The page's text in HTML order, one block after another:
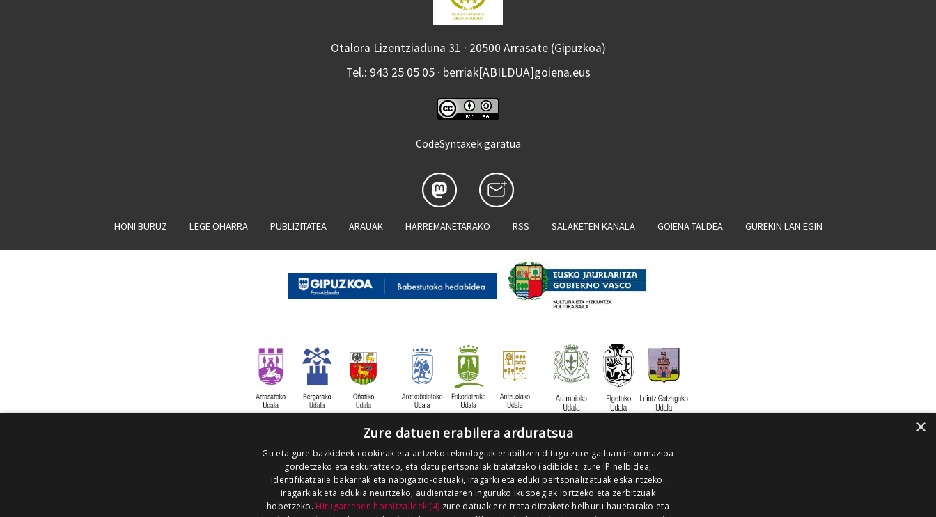
Otalora Lizentziaduna 31 · 20500 Arrasate (Gipuzkoa)
Tel.: 943 25 05 05 · berriak[ABILDUA]goiena.eus
CodeSyntaxek garatua
HONI BURUZ LEGE OHARRA PUBLIZITATEA ARAUAK HARREMANETARAKO RSS SALAKETEN KANALA GOIENA TALDEA GUREKIN LAN EGIN
×
Zure datuen erabilera arduratsua
Gu eta gure bazkideek cookieak eta antzeko teknologiak erabiltzen ditugu zure gailuan informazioa
gordetzeko eta eskuratzeko, eta datu pertsonalak tratatzeko (adibidez, zure IP helbidea,
identifikatzaile bakarrak eta nabigazio-datuak), iragarki eta eduki pertsonalizatuak eskaintzeko,
iragarkiak eta edukia neurtzeko, audientziaren inguruko ikuspegiak lortzeko eta zerbitzuak
hobetzeko. Hirugarrenen hornitzaileek (4) zure datuak ere trata ditzakete helburu hauetarako eta